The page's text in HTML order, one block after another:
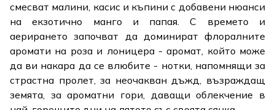
смесват малини, касис и къпини с добавени нюанси
на екзотично манго и папая. С времето и
аерирането започват да доминират флоралните
аромати на роза и лоницера - аромат, който може
да ви накара да се влюбите - нотки, напомнящи за
страстна пролет, за неочакван дъжд, възраждащ
земята, за ароматни гори, даващи облекчение в